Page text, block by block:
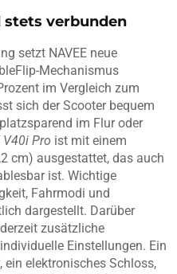
verbunden
setzt NAVEE neue
Mechanismus
im Vergleich zum
sich der Scooter bequem
im Flur oder
V40i Pro ist mit einem
cm) ausgestattet, das auch
ist. Wichtige
Fahrmodi und
dargestellt. Darüber
zusätzliche
Einstellungen. Ein
elektronisches Schloss,